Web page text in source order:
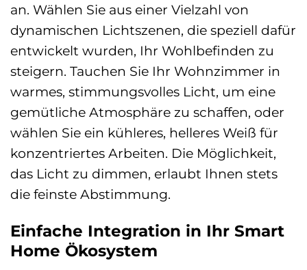
an. Wählen Sie aus einer Vielzahl von
dynamischen Lichtszenen, die speziell dafür
entwickelt wurden, Ihr Wohlbefinden zu
steigern. Tauchen Sie Ihr Wohnzimmer in
warmes, stimmungsvolles Licht, um eine
gemütliche Atmosphäre zu schaffen, oder
wählen Sie ein kühleres, helleres Weiß für
konzentriertes Arbeiten. Die Möglichkeit,
das Licht zu dimmen, erlaubt Ihnen stets
die feinste Abstimmung.
Einfache Integration in Ihr Smart
Home Ökosystem